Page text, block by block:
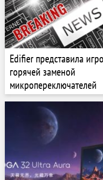
Edifier представила
горячей заменой
микропереключателей